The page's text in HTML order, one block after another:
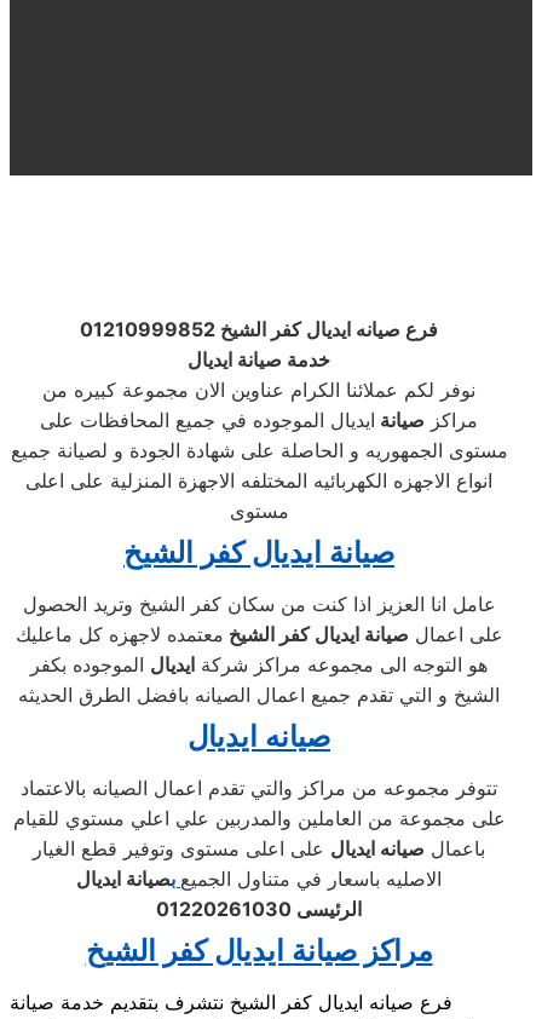
فرع صيانه ايديال كفر الشيخ 01210999852
خدمة صيانة ايديال
نوفر لكم عملائنا الكرام عناوين الان مجموعة كبيره من
مراكز صيانة ايديال الموجوده في جميع المحافظات على
مستوى الجمهوريه و الحاصلة على شهادة الجودة و لصيانة جميع
انواع الاجهزه الكهربائيه المختلفه الاجهزة المنزلية على اعلى
مستوى
صيانة ايديال كفر الشيخ
عامل انا العزيز اذا كنت من سكان كفر الشيخ وتريد الحصول
على اعمال صيانة ايديال كفر الشيخ معتمده لاجهزه كل ماعليك
هو التوجه الى مجموعه مراكز شركة ايديال الموجوده بكفر
الشيخ و التي تقدم جميع اعمال الصيانه بافضل الطرق الحديثه
صيانه ايديال
تتوفر مجموعه من مراكز والتي تقدم اعمال الصيانه بالاعتماد
على مجموعة من العاملين والمدربين علي اعلي مستوي للقيام
باعمال صيانه ايديال على اعلى مستوى وتوفير قطع الغيار
الاصليه باسعار في متناول الجميع بصيانة ايديال
الرئيسى
مراكز صيانة ايديال كفر الشيخ
فرع صيانه ايديال كفر الشيخ نتشرف بتقديم خدمة صيانة